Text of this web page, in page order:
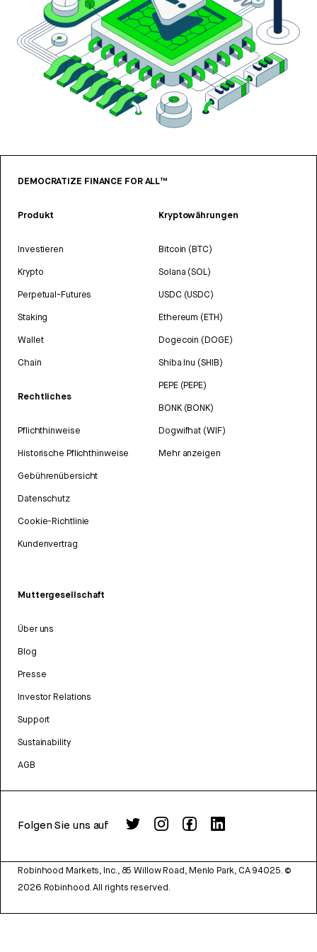
DEMOCRATIZE FINANCE FOR ALL™
Produkt
Investieren
Krypto
Perpetual-Futures
Staking
Wallet
Chain
Rechtliches
Pflichthinweise
Historische Pflichthinweise
Gebührenübersicht
Datenschutz
Cookie-Richtlinie
Kundenvertrag
Kryptowährungen
Bitcoin (BTC)
Solana (SOL)
USDC (USDC)
Ethereum (ETH)
Dogecoin (DOGE)
Shiba Inu (SHIB)
PEPE (PEPE)
BONK (BONK)
Dogwifhat (WIF)
Mehr anzeigen
Muttergesellschaft
Über uns
Blog
Presse
Investor Relations
Support
Sustainability
AGB
Folgen Sie uns auf
Robinhood Markets, Inc., 85 Willow Road, Menlo Park, CA 94025. ©
2026 Robinhood. All rights reserved.